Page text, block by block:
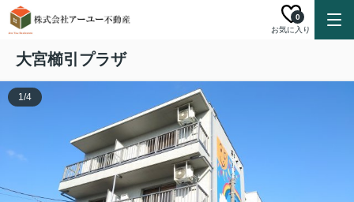
お気に入り
0
大宮櫛引プラザ
1/4